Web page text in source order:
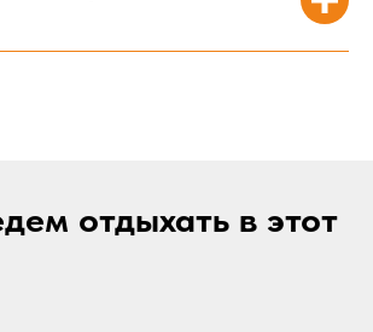
отдыхать в этот